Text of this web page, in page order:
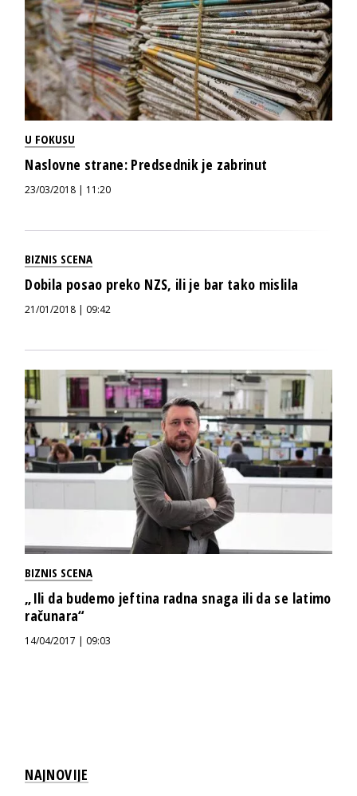
U FOKUSU
Naslovne strane: Predsednik je zabrinut
23/03/2018 | 11:20
BIZNIS SCENA
Dobila posao preko NZS, ili je bar tako mislila
21/01/2018 | 09:42
BIZNIS SCENA
„Ili da budemo jeftina radna snaga ili da se latimo
računara“
14/04/2017 | 09:03
NAJNOVIJE